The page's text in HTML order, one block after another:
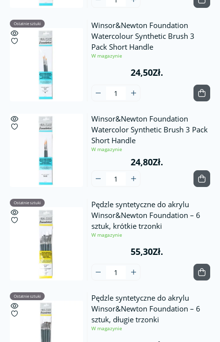
Ostatnie sztuki
Winsor&Newton Foundation
Watercolour Synthetic Brush 3
Pack Short Handle
W magazynie
24,50Zł.
Winsor&Newton Foundation
Watercolor Synthetic Brush 3 Pack
Short Handle
W magazynie
24,80Zł.
Ostatnie sztuki
Pędzle syntetyczne do akrylu
Winsor&Newton Foundation – 6
sztuk, krótkie trzonki
W magazynie
55,30Zł.
Ostatnie sztuki
Pędzle syntetyczne do akrylu
Winsor&Newton Foundation – 6
sztuk, długie trzonki
W magazynie